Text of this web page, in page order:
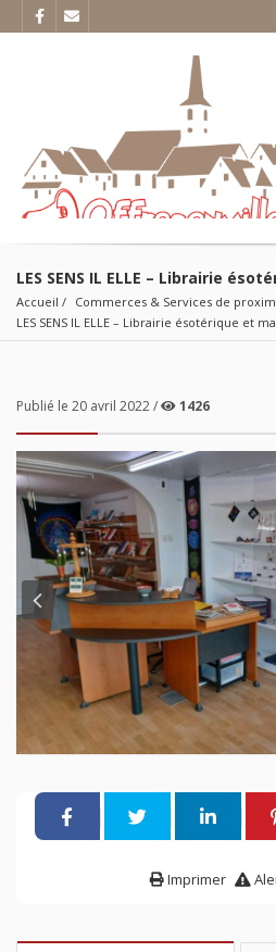
LES SENS IL ELLE – Librairie
Accueil Commerces & Services de
LES SENS IL ELLE – Librairie ésotérique et
Publié le 20 avril 2022 / 1426
Imprimer